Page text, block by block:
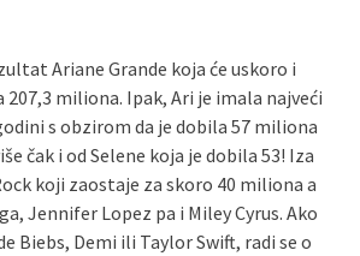
Ariane Grande koja će uskoro i
miliona. Ipak, Ari je imala najveći
s obzirom da je dobila 57 miliona
čak i od Selene koja je dobila 53! Iza
koji zaostaje za skoro 40 miliona a
Jennifer Lopez pa i Miley Cyrus. Ako
Biebs, Demi ili Taylor Swift, radi se o